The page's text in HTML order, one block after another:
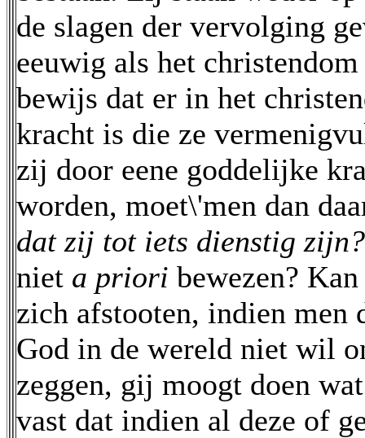
de slagen der vervolging
eeuwig als het
bewijs dat er in het
kracht is die ze
zij door eene goddelijke
worden, moet\'men dan
dat zij tot iets dienstig
niet a priori bewezen?
zich afstooten, indien men
God in de wereld niet wil
zeggen, gij moogt doen
vast dat indien al deze of